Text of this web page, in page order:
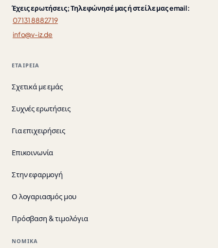
Έχεις ερωτήσεις; Τηλεφώνησέ μας ή στείλε μας email:
07131 8882719
info@v-iz.de
ΕΤΑΙΡΕΊΑ
Σχετικά με εμάς
Συχνές ερωτήσεις
Για επιχειρήσεις
Επικοινωνία
Στην εφαρμογή
Ο λογαριασμός μου
Πρόσβαση & τιμολόγια
ΝΟΜΙΚΆ